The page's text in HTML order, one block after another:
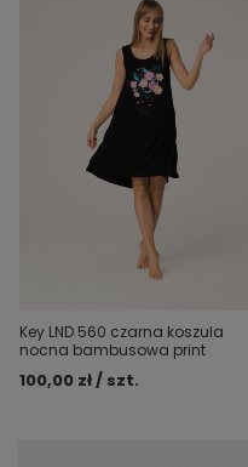
Key LND 560 czarna koszula
nocna bambusowa print
100,00 zł / szt.